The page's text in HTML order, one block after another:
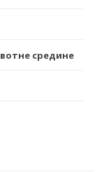
средине